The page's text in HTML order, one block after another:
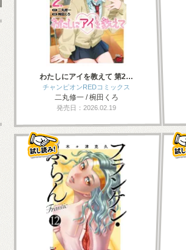
わたしにアイを教えて 第2…
チャンピオンREDコミックス
二丸修一 / 椀田くろ
発売日：2026.02.19